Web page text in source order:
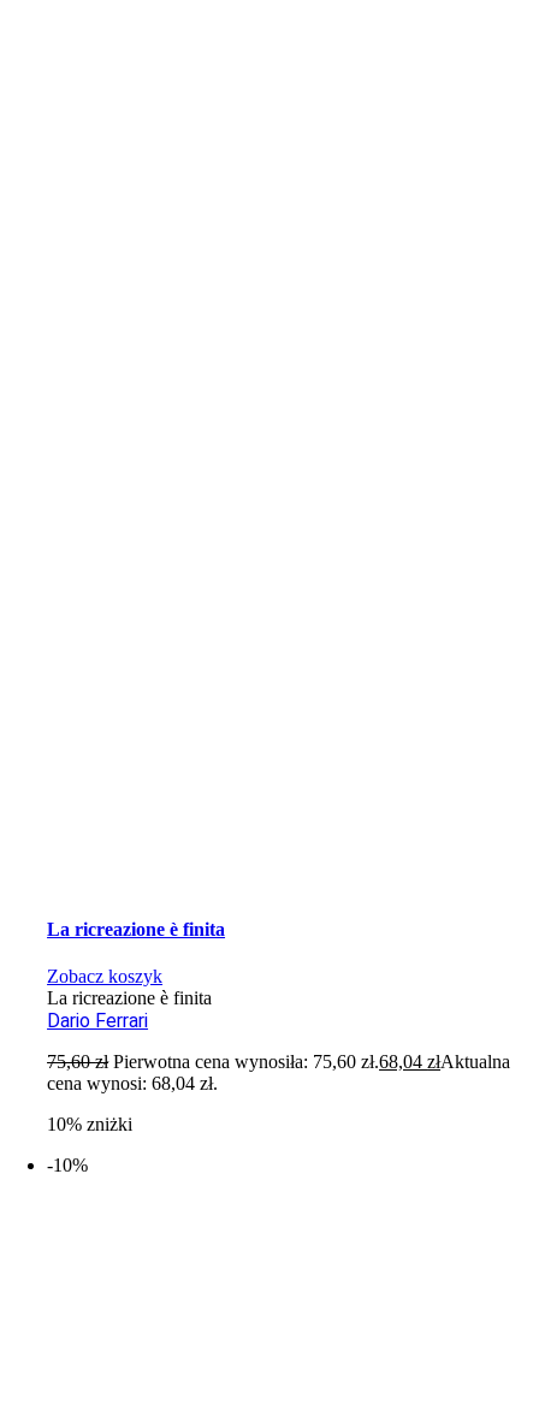
La ricreazione è finita
Zobacz koszyk
La ricreazione è finita
Dario Ferrari
75,60zł Pierwotna cena wynosiła: 75,60 zł.68,04złAktualna
cena wynosi: 68,04 zł.
10% zniżki
-10%